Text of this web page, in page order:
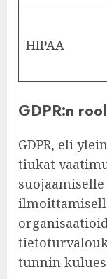
HIPAA
GDPR:n
GDPR, eli
tiukat
tunnin